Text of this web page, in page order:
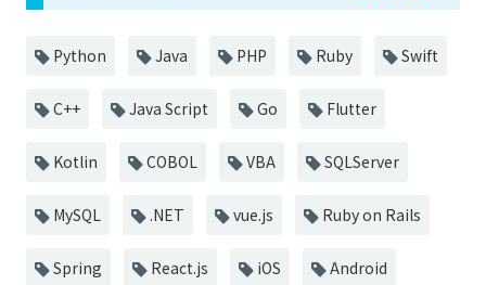
Python Java PHP Ruby Swift
C++ Java Script Go Flutter
Kotlin COBOL VBA SQLServer
MySQL .NET vue.js Ruby on Rails
Spring React.js iOS Android